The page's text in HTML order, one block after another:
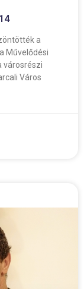
a
Művelődési
városrészi
Város